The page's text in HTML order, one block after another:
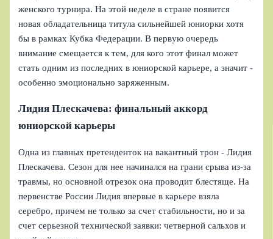
женского турнира. На этой неделе в стране появится
новая обладательница титула сильнейшей юниорки хотя
бы в рамках Кубка Федерации. В первую очередь
внимание смещается к тем, для кого этот финал может
стать одним из последних в юниорской карьере, а значит -
особенно эмоционально заряженным.
Лидия Плескачева: финальный аккорд
юниорской карьеры
Одна из главных претенденток на вакантный трон - Лидия
Плескачева. Сезон для нее начинался на грани срыва из-за
травмы, но основной отрезок она проводит блестяще. На
первенстве России Лидия впервые в карьере взяла
серебро, причем не только за счет стабильности, но и за
счет серьезной технической заявки: четверной сальхов и